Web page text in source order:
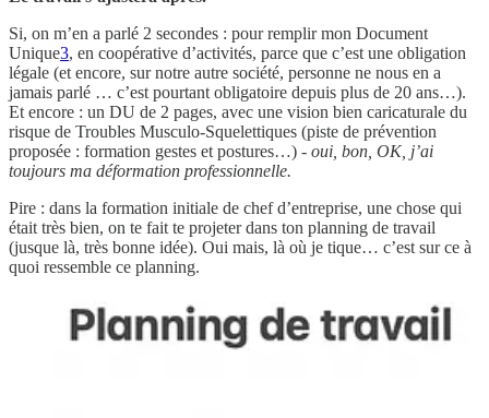
Si, on m’en a parlé 2 secondes : pour remplir mon Document
Unique3, en coopérative d’activités, parce que c’est une obligation
légale (et encore, sur notre autre société, personne ne nous en a
jamais parlé … c’est pourtant obligatoire depuis plus de 20 ans…).
Et encore : un DU de 2 pages, avec une vision bien caricaturale du
risque de Troubles Musculo-Squelettiques (piste de prévention
proposée : formation gestes et postures…) - oui, bon, OK, j’ai
toujours ma déformation professionnelle.
Pire : dans la formation initiale de chef d’entreprise, une chose qui
était très bien, on te fait te projeter dans ton planning de travail
(jusque là, très bonne idée). Oui mais, là où je tique… c’est sur ce à
quoi ressemble ce planning.